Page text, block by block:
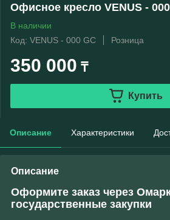
Офисное кресло VENUS -
В наличии
Код: VENUS - 000 GC
Розница
350 000 ₸
Купить
Описание Характеристики
Описание
Оформите заказ через
государственные закупки